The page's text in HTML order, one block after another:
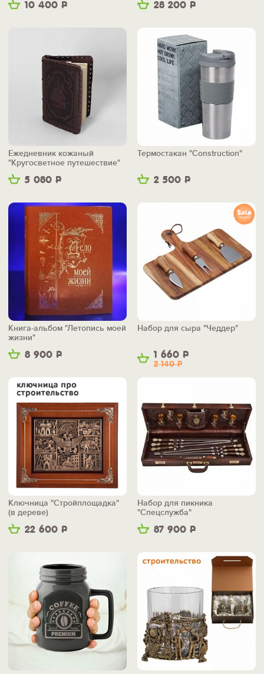
10 400 Р 28 200 Р
5 080 Р
Ежедневник кожаный
"Кругосветное путешествие"
2 500 Р
Термостакан "Construction"
8 900 Р
Книга-альбом "Летопись моей
жизни"
1 660 Р
2 140Р
Набор для сыра "Чеддер"
22 600 Р
Ключница "Стройплощадка"
(в дереве)
87 900 Р
Набор для пикника
"Спецслужба"